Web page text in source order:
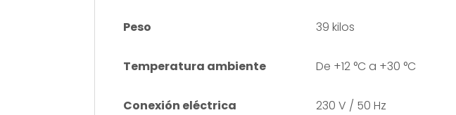
Peso 39 kilos
Temperatura ambiente De +12 °C a +30 °C
Conexión eléctrica 230 V / 50 Hz